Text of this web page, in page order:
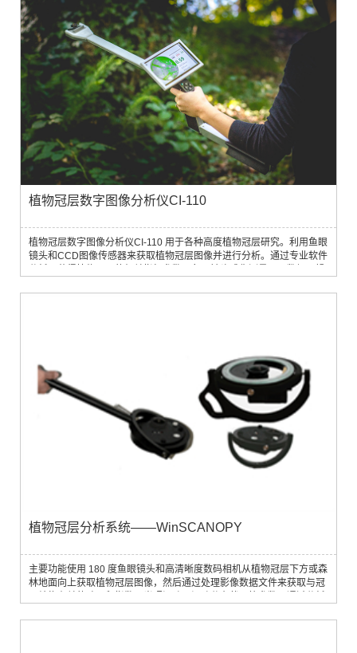
折叠光伏组件，实现长...
植物冠层数字图像分析仪CI-110
植物冠层数字图像分析仪CI-110 用于各种高度植物冠层研究。利用鱼眼
镜头和CCD图像传感器来获取植物冠层图像并进行分析。通过专业软件
法测量冠层可以主动避开不符合计算该冠层结构参数的冠层空隙部分，
植物冠层分析系统——WinSCANOPY
主要功能使用 180 度鱼眼镜头和高清晰度数码相机从植物冠层下方或森
林地面向上获取植物冠层图像，然后通过处理影像数据文件来获取与冠
冠层下方的辐射水平。其软件可以计算辐射指标、冠层指标、测量地点